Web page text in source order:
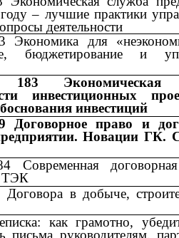
– лучшие практики
деятельности
Экономика для
бюджетирование и
Экономическая
инвестиционных
инвестиций
Договорное право и
Новации ГК.
Современная
ТЭК
в добыче,
как грамотно,
письма руководителям,